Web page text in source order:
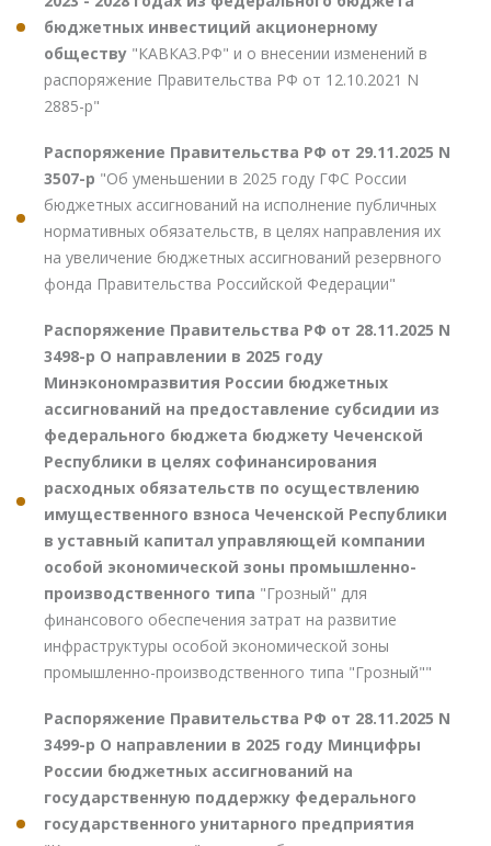
бюджетных инвестиций акционерному
обществу "КАВКАЗ.РФ" и о внесении изменений в
распоряжение Правительства РФ от 12.10.2021 N
2885-р"
Распоряжение Правительства РФ от 29.11.2025 N
3507-р "Об уменьшении в 2025 году ГФС России
бюджетных ассигнований на исполнение публичных
нормативных обязательств, в целях направления их
на увеличение бюджетных ассигнований резервного
фонда Правительства Российской Федерации"
Распоряжение Правительства РФ от 28.11.2025 N
3498-р О направлении в 2025 году
Минэкономразвития России бюджетных
ассигнований на предоставление субсидии из
федерального бюджета бюджету Чеченской
Республики в целях софинансирования
расходных обязательств по осуществлению
имущественного взноса Чеченской Республики
в уставный капитал управляющей компании
особой экономической зоны промышленно-
производственного типа "Грозный" для
финансового обеспечения затрат на развитие
инфраструктуры особой экономической зоны
промышленно-производственного типа "Грозный""
Распоряжение Правительства РФ от 28.11.2025 N
3499-р О направлении в 2025 году Минцифры
России бюджетных ассигнований на
государственную поддержку федерального
государственного унитарного предприятия